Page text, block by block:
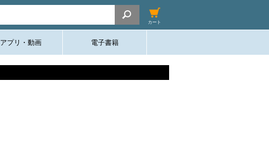
カート
アプリ・動画 電子書籍